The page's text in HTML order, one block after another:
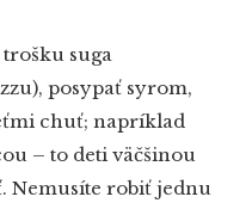
suga
posypať syrom,
chuť; napríklad
– to deti väčšinou
Nemusíte robiť jednu